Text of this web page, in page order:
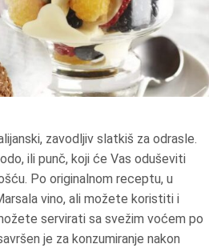
zavodljiv slatkiš za odrasle.
ili punč, koji će Vas oduševiti
Po originalnom receptu, u
vino, ali možete koristiti i
servirati sa svežim voćem po
je za konzumiranje nakon